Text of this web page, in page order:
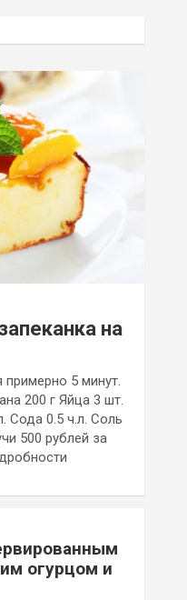
на
примерно 5 минут.
200 г Яйца 3 шт.
Сода 0.5 ч.л. Соль
500 рублей за
огурцом и